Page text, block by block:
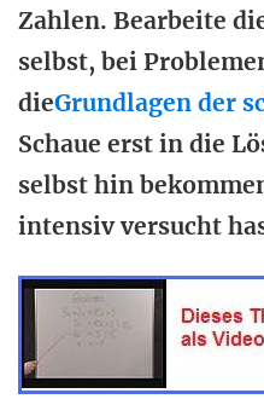
Zahlen. Bearbeite
selbst, bei
dieGrundlagen der
Schaue erst in die
selbst hin
intensiv versucht